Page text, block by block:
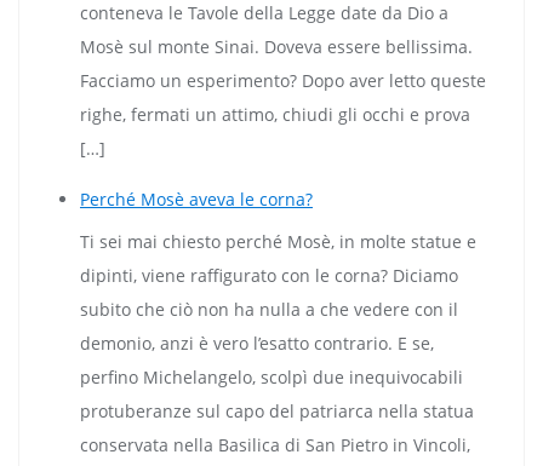
conteneva le Tavole della Legge date da Dio a
Mosè sul monte Sinai. Doveva essere bellissima.
Facciamo un esperimento? Dopo aver letto queste
righe, fermati un attimo, chiudi gli occhi e prova
[…]
Perché Mosè aveva le corna?
Ti sei mai chiesto perché Mosè, in molte statue e
dipinti, viene raffigurato con le corna? Diciamo
subito che ciò non ha nulla a che vedere con il
demonio, anzi è vero l’esatto contrario. E se,
perfino Michelangelo, scolpì due inequivocabili
protuberanze sul capo del patriarca nella statua
conservata nella Basilica di San Pietro in Vincoli,